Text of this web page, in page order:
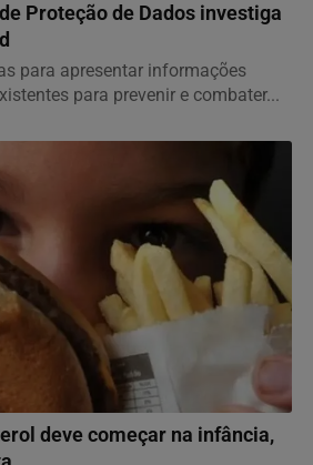
Proteção de Dados investiga
para apresentar informações
para prevenir e combater...
deve começar na infância,